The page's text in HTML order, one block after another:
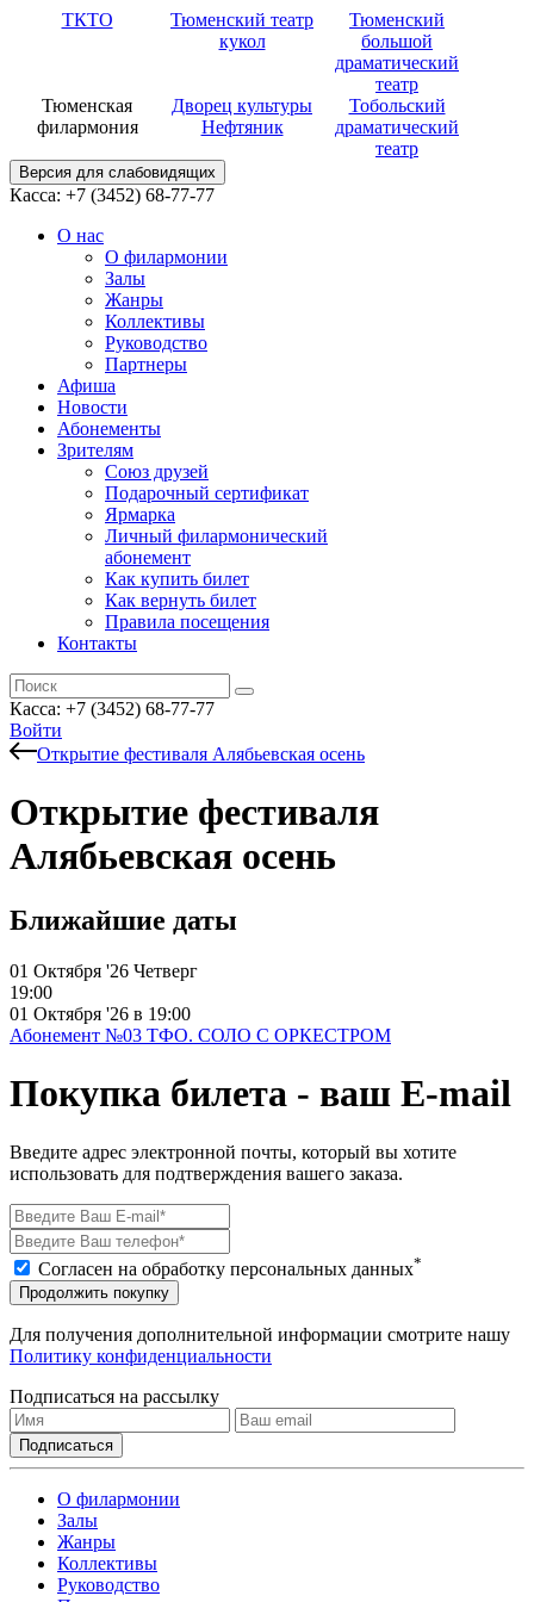
ТКТО
Тюменский театр
кукол
Тюменский
большой
драматический
театр
Тюменская
филармония
Дворец культуры
Нефтяник
Тобольский
драматический
театр
Версия для слабовидящих
Касса: +7 (3452) 68-77-77
О нас
О филармонии
Залы
Жанры
Коллективы
Руководство
Партнеры
Афиша
Новости
Абонементы
Зрителям
Союз друзей
Подарочный сертификат
Ярмарка
Личный филармонический
абонемент
Как купить билет
Как вернуть билет
Правила посещения
Контакты
Касса: +7 (3452) 68-77-77
Войти
Открытие фестиваля Алябьевская осень
Открытие фестиваля
Алябьевская осень
Ближайшие даты
01 Октября '26 Четверг
19:00
01 Октября '26 в 19:00
Абонемент №03 ТФО. СОЛО С ОРКЕСТРОМ
Покупка билета - ваш E-mail
Введите адрес электронной почты, который вы хотите
использовать для подтверждения вашего заказа.
Согласен на обработку персональных данных*
Продолжить покупку
Для получения дополнительной информации смотрите нашу
Политику конфиденциальности
Подписаться на рассылку
О филармонии
Залы
Жанры
Коллективы
Руководство